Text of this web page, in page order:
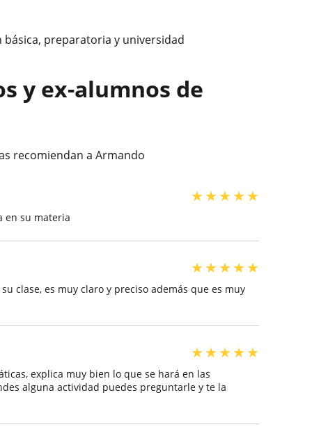
preparatoria y universidad
y ex-alumnos de
recomiendan a Armando
★★★★★
en su materia
★★★★★
clase, es muy claro y preciso además que es muy
★★★★★
explica muy bien lo que se hará en las
alguna actividad puedes preguntarle y te la